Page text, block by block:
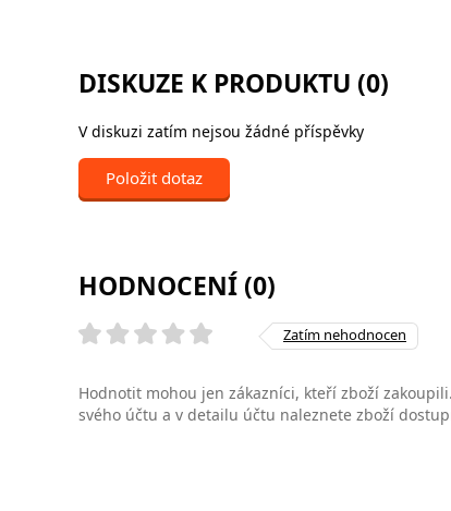
DISKUZE K PRODUKTU (0)
V diskuzi zatím nejsou žádné příspěvky
Položit dotaz
HODNOCENÍ (0)
Zatím nehodnocen
Hodnotit mohou jen zákazníci, kteří zboží
svého účtu a v detailu účtu naleznete zboží